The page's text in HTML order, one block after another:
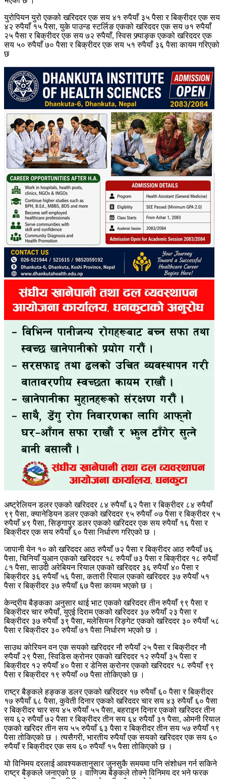
युरोपियन युरो एकको खरिददर एक सय ४१ रुपैयाँ ३५ पैसा र बिक्रीदर एक सय
४२ रुपैयाँ १५ पैसा, युके पाउन्ड स्टर्लिङ एकको खरिददर एक सय ७१ रुपैयाँ
२५ पैसा र बिक्रीदर एक सय ७२ रुपैयाँ, स्विस फ्र्याङ्क एकको खरिददर एक
सय ५० रुपैयाँ ७० पैसा र बिक्रीदर एक सय ५१ रुपैयाँ ३६ पैसा कायम गरिएको
छ
अष्ट्रेलियन डलर एकको खरिददर ८४ रुपैयाँ ६२ पैसा र बिक्रीदर ८४ रुपैयाँ
९९ पैसा, क्यानेडियन डलर एकको खरिददर ९५ रुपैयाँ ०७ पैसा र बिक्रीदर ९५
रुपैयाँ ४९ पैसा, सिङ्गापुर डलर एकको खरिददर एक सय रुपैयाँ १६ पैसा र
बिक्रीदर एक सय रुपैयाँ ६० पैसा निर्धारण गरिएको छ ।
जापानी येन १० को खरिददर आठ रुपैयाँ ७२ पैसा र बिक्रीदर आठ रुपैयाँ ७६
पैसा, चिनियाँ युआन एकको खरिददर १८ रुपैयाँ ७३ पैसा र बिक्रीदर १८ रुपैयाँ
८१ पैसा, साउदी अरेबियन रियाल एकको खरिददर ३६ रुपैयाँ ४० पैसा र
बिक्रीदर ३६ रुपैयाँ ५६ पैसा, कतारी रियाल एकको खरिददर ३७ रुपैयाँ ५१
पैसा र बिक्रीदर ३७ रुपैयाँ ६७ पैसा कायम भएको छ ।
केन्द्रीय बैङ्कका अनुसार थाई भाट एकको खरिददर तीन रुपैयाँ ९९ पैसा र
बिक्रीदर चार रुपैयाँ, युएई दिराम एकको खरिददर ३७ रुपैयाँ २३ पैसा र
बिक्रीदर ३७ रुपैयाँ ३९ पैसा, मलेसियन रिङ्गेट एकको खरिददर ३० रुपैयाँ ५८
पैसा र बिक्रीदर ३० रुपैयाँ ७१ पैसा निर्धारण भएको छ ।
साउथ कोरियन वन एक सयको खरिददर नौ रुपैयाँ २५ पैसा र बिक्रीदर नौ
रुपैयाँ २९ पैसा, स्विडिस क्रोनर एकको खरिददर १२ रुपैयाँ ३५ पैसा र
बिक्रीदर १२ रुपैयाँ ४० पैसा र डेनिस क्रोनर एकको खरिददर १८ रुपैयाँ ९९
पैसा र बिक्रीदर १९ रुपैयाँ ०७ पैसा तोकिएको छ ।
राष्ट्र बैङ्कले हङ्कङ डलर एकको खरिददर १७ रुपैयाँ ६० पैसा र बिक्रीदर
१७ रुपैयाँ ६८ पैसा, कुवेती दिनार एकको खरिददर चार सय ४३ रुपैयाँ ६० पैसा
र बिक्रीदर चार सय ४५ रुपैयाँ ५५ पैसा, बहराइन दिनार एकको खरिददर तीन
सय ६२ रुपैयाँ ७२ पैसा र बिक्रीदर तीन सय ६४ रुपैयाँ ३१ पैसा, ओमनी रियाल
एकको खरिदर तीन सय ५५ रुपैयाँ ६३ पैसा र बिक्रीदर तीन सय ५७ रुपैयाँ १९
पैसा तोकिएको छ । त्यसैगरी, भारतीय रुपैयाँ एक सयको खरिददर एक सय ६०
रुपैयाँ र बिक्रीदर एक सय ६० रुपैयाँ १५ पैसा तोकिएको छ ।
यो विनिमय दरलाई आवश्यकतानुसार जुनसुकै समयमा पनि संशोधन गर्न सकिने
राष्ट्र बैङ्कले जनाएको छ । वाणिज्य बैङ्कले तोक्ने विनिमय दर भने फरक